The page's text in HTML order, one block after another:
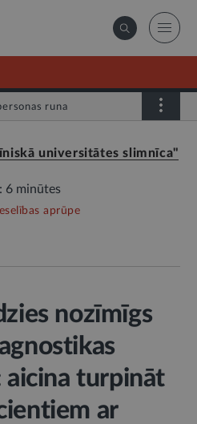
runa
universitātes slimnīca"
6 minūtes
aprūpe
nozīmīgs
turpināt
ar